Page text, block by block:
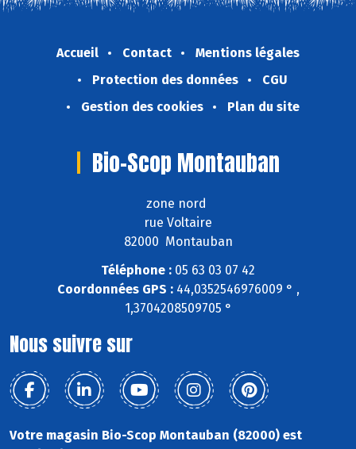
Accueil Contact
Mentions légales
Protection des données
CGU
Gestion des cookies
Plan du site
Bio-Scop Montauban
zone nord
rue Voltaire
82000 Montauban
Téléphone : 05 63 03 07 42
Coordonnées GPS :44,0352546976009 ° ,
1,3704208509705 °
Nous suivre sur
Votre magasin Bio-Scop Montauban (82000) est